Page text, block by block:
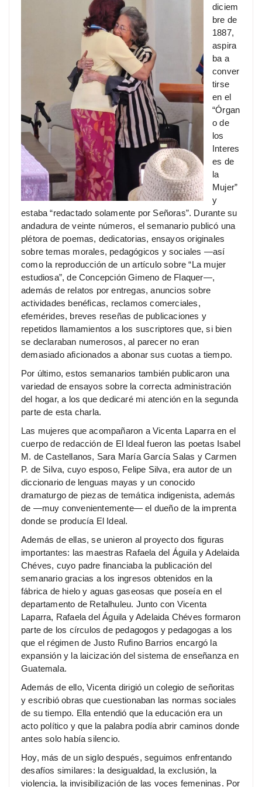
diciem
bre de
1887,
aspira
ba a
conver
tirse
en el
“Órgan
o de
los
Interes
es de
la
Mujer”
y
estaba “redactado solamente por Señoras”. Durante su
andadura de veinte números, el semanario publicó una
plétora de poemas, dedicatorias, ensayos originales
sobre temas morales, pedagógicos y sociales —así
como la reproducción de un artículo sobre “La mujer
estudiosa”, de Concepción Gimeno de Flaquer—,
además de relatos por entregas, anuncios sobre
actividades benéficas, reclamos comerciales,
efemérides, breves reseñas de publicaciones y
repetidos llamamientos a los suscriptores que, si bien
se declaraban numerosos, al parecer no eran
demasiado aficionados a abonar sus cuotas a tiempo.
Por último, estos semanarios también publicaron una
variedad de ensayos sobre la correcta administración
del hogar, a los que dedicaré mi atención en la segunda
parte de esta charla.
Las mujeres que acompañaron a Vicenta Laparra en el
cuerpo de redacción de El Ideal fueron las poetas Isabel
M. de Castellanos, Sara María García Salas y Carmen
P. de Silva, cuyo esposo, Felipe Silva, era autor de un
diccionario de lenguas mayas y un conocido
dramaturgo de piezas de temática indigenista, además
de —muy convenientemente— el dueño de la imprenta
donde se producía El Ideal.
Además de ellas, se unieron al proyecto dos figuras
importantes: las maestras Rafaela del Águila y Adelaida
Chéves, cuyo padre financiaba la publicación del
semanario gracias a los ingresos obtenidos en la
fábrica de hielo y aguas gaseosas que poseía en el
departamento de Retalhuleu. Junto con Vicenta
Laparra, Rafaela del Águila y Adelaida Chéves formaron
parte de los círculos de pedagogos y pedagogas a los
que el régimen de Justo Rufino Barrios encargó la
expansión y la laicización del sistema de enseñanza en
Guatemala.
Además de ello, Vicenta dirigió un colegio de señoritas
y escribió obras que cuestionaban las normas sociales
de su tiempo. Ella entendió que la educación era un
acto político y que la palabra podía abrir caminos donde
antes solo había silencio.
Hoy, más de un siglo después, seguimos enfrentando
desafíos similares: la desigualdad, la exclusión, la
violencia, la invisibilización de las voces femeninas. Por